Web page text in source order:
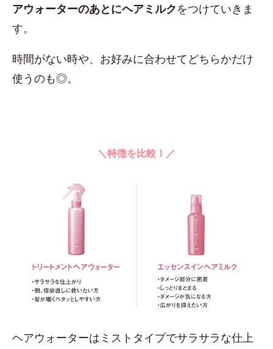
アウォーターのあとにヘアミルクをつけていきま
す。
時間がない時や、お好みに合わせてどちらかだけ
使うのも◎。
＼特徴を比較！／
ヘアウォーターはミストタイプでサラサラな仕上